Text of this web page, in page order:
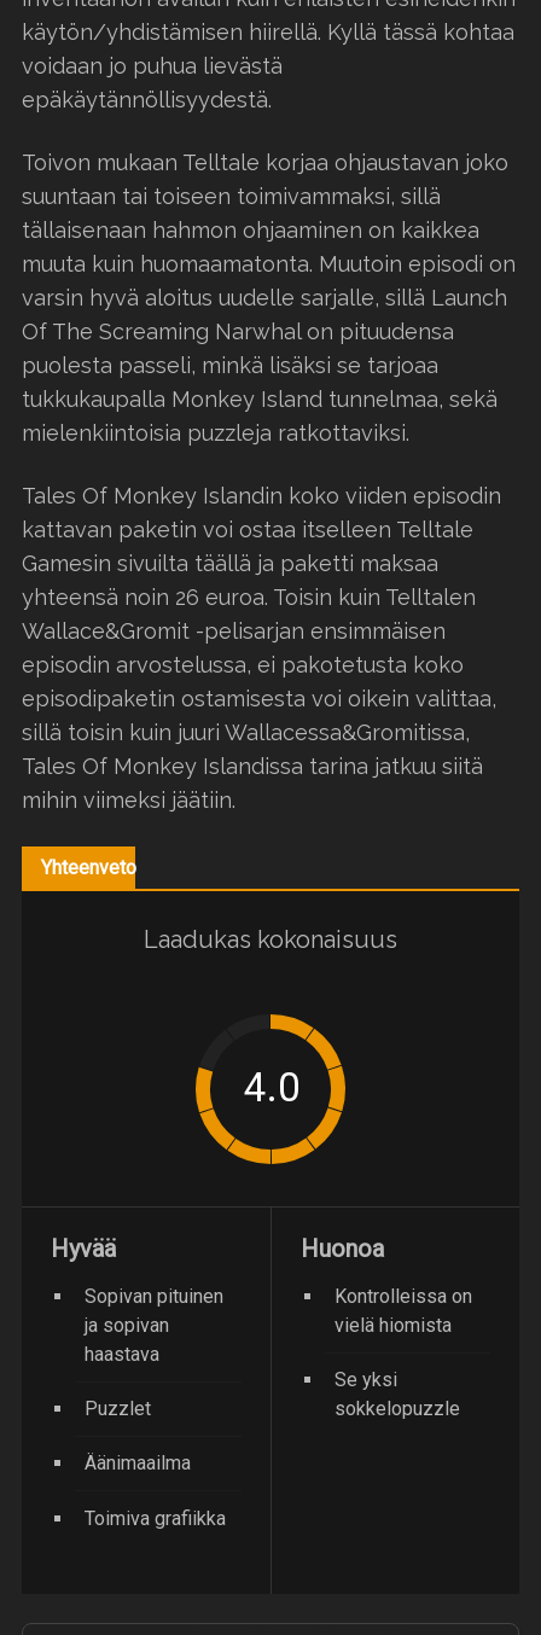
käytön/yhdistämisen hiirellä. Kyllä tässä kohtaa
voidaan jo puhua lievästä
epäkäytännöllisyydestä.
Toivon mukaan Telltale korjaa ohjaustavan joko
suuntaan tai toiseen toimivammaksi, sillä
tällaisenaan hahmon ohjaaminen on kaikkea
muuta kuin huomaamatonta. Muutoin episodi on
varsin hyvä aloitus uudelle sarjalle, sillä Launch
Of The Screaming Narwhal on pituudensa
puolesta passeli, minkä lisäksi se tarjoaa
tukkukaupalla Monkey Island tunnelmaa, sekä
mielenkiintoisia puzzleja ratkottaviksi.
Tales Of Monkey Islandin koko viiden episodin
kattavan paketin voi ostaa itselleen Telltale
Gamesin sivuilta täällä ja paketti maksaa
yhteensä noin 26 euroa. Toisin kuin Telltalen
Wallace&Gromit -pelisarjan ensimmäisen
episodin arvostelussa, ei pakotetusta koko
episodipaketin ostamisesta voi oikein valittaa,
sillä toisin kuin juuri Wallacessa&Gromitissa,
Tales Of Monkey Islandissa tarina jatkuu siitä
mihin viimeksi jäätiin.
Yhteenveto
Laadukas kokonaisuus
Hyvää
Sopivan pituinen
ja sopivan
haastava
Puzzlet
Äänimaailma
Toimiva grafiikka
Huonoa
Kontrolleissa on
vielä hiomista
Se yksi
sokkelopuzzle